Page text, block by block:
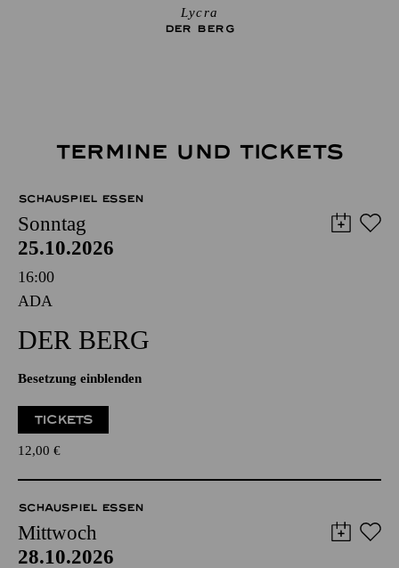
Lycra
DER BERG
TERMINE UND TICKETS
SCHAUSPIEL ESSEN
Sonntag
25.10.2026
16:00
ADA
DER BERG
Besetzung einblenden
TICKETS
12,00 €
SCHAUSPIEL ESSEN
Mittwoch
28.10.2026